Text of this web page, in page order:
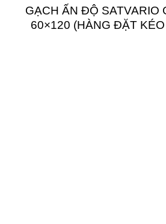
GẠCH ẤN ĐỘ SATVARIO
60×120 (HÀNG ĐẶT